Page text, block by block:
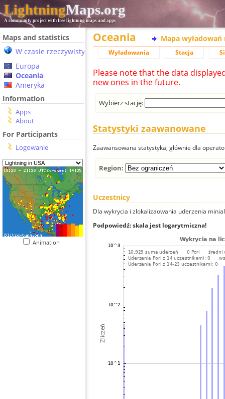
LightningMaps.org
A community project with free lightning maps and apps
Maps and statistics
W czasie rzeczywistym
Europa
Oceania
Ameryka
Information
Apps
About
For Participants
Logowanie
Animation
Oceania Mapa wyładowań
Wyładowania Stacja
Please note that the data
new ones in the future.
Wybierz stację:
Statystyki zaawanowane
Zaawansowana statystyka, głównie dla
Region:
Uczestnicy
Dla wykrycia i zlokalizaowania uderzenia
Podpowiedź: skala jest logarytmiczna!